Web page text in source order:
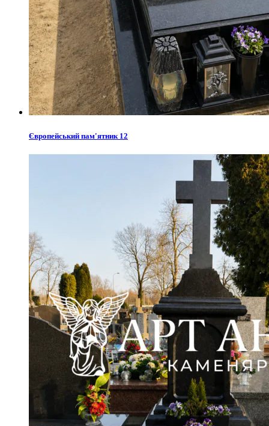
Європейський пам'ятник 12